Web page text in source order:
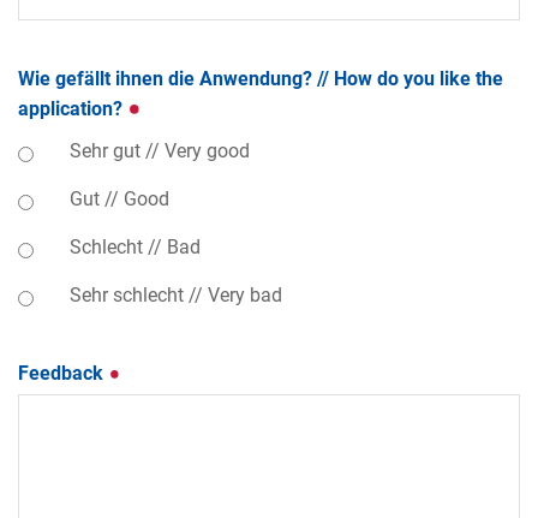
Wie gefällt ihnen die Anwendung? // How do you like the
application?
Sehr gut // Very good
Gut // Good
Schlecht // Bad
Sehr schlecht // Very bad
Feedback